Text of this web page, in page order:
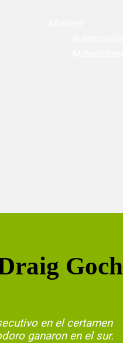
Goch
en el certamen
ganaron en el sur.